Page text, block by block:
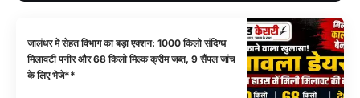
जालंधर में सेहत विभाग का बड़ा एक्शन: 1000 किलो संदिग्ध
मिलावटी पनीर और 68 किलो मिल्क क्रीम जब्त, 9 सैंपल जांच
के लिए भेजे**